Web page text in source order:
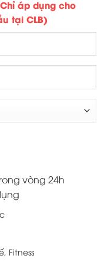
Club Westbay –
Lake – Ecopark
Rừng Cọ –
@thea-
áp dụng cho
tại CLB)
vòng 24h
Fitness